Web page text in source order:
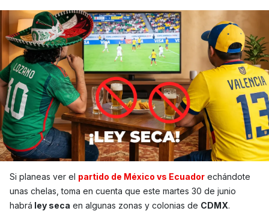
Si planeas ver el partido de México vs Ecuador echándote
unas chelas, toma en cuenta que este martes 30 de junio
habrá ley seca en algunas zonas y colonias de CDMX.